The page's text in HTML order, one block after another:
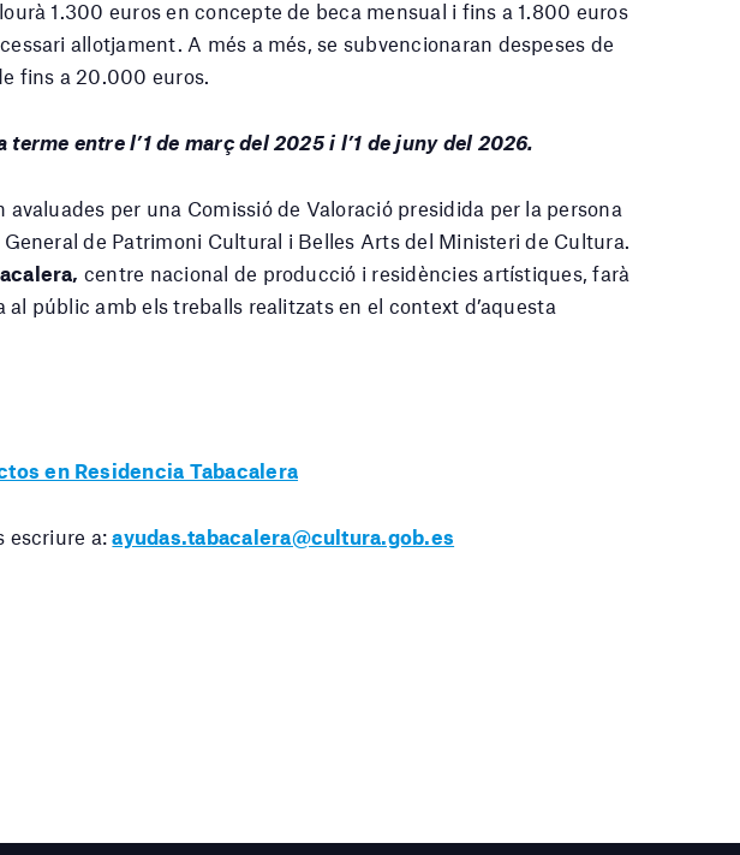
1.300 euros en concepte de beca mensual i fins a 1.800 euros
allotjament. A més a més, se subvencionaran despeses de
fins a 20.000 euros.
terme entre l’1 de març del 2025 i l’1 de juny del 2026.
avaluades per una Comissió de Valoració presidida per la persona
de Patrimoni Cultural i Belles Arts del Ministeri de Cultura.
centre nacional de producció i residències artístiques, farà
al públic amb els treballs realitzats en el context d’aquesta
en Residencia Tabacalera
escriure a: ayudas.tabacalera@cultura.gob.es